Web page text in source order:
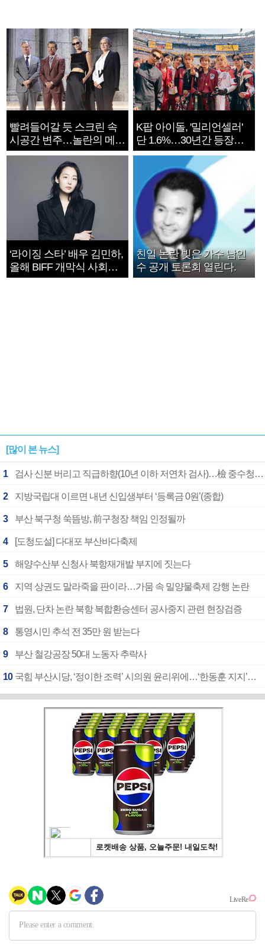
빨려들어갈 듯 스크린 속
시공간 변주…놀란의 메시
지는 ‘전쟁 속죄’
K팝 아이돌, '밀리언셀러'
단 1.6%…30년간 등장
1182개팀 전수조사
‘라이징 스타’ 배우 김민하,
올해 BIFF 개막식 사회자
확정
친일 논란 빚은 가수 남인
수 공개 토론회 열린다.
[많이 본 뉴스]
1 검사 신분 버리고 직급하향(10년 이하 저연차 검사)…檢 중수청행 기피
2 지방국립대 이르면 내년 신입생부터 ‘등록금 0원’(종합)
3 부산 북구청 쑥뜸방, 前구청장 책임 인정될까
4 [도청도설] 다대포 부산바다축제
5 해양수산부 신청사 북항재개발 부지에 짓는다
6 지역 상권도 말라죽을 판이라…가뭄 속 밀양물축제 강행 논란
7 법원, 단차 논란 북항 복합환승센터 공사중지 관련 현장검증
8 통영시민 추석 전 35만 원 받는다
9 부산 철강공장 50대 노동자 추락사
10 국힘 부산시당, ‘정이한 조력’ 시의원 윤리위에…‘한동훈 지지’도 신고접수